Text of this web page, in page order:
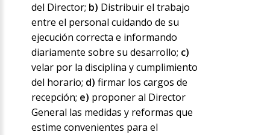
del Director; b) Distribuir el trabajo
entre el personal cuidando de su
ejecución correcta e informando
diariamente sobre su desarrollo; c)
velar por la disciplina y cumplimiento
del horario; d) firmar los cargos de
recepción; e) proponer al Director
General las medidas y reformas que
estime convenientes para el